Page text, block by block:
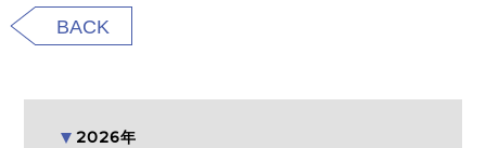
BACK
2026年